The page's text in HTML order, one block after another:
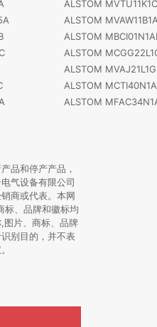
ALSTOM
ALSTOM
ALSTOM
ALSTOM
ALSTOM
ALSTOM
ALSTOM
品和停产产品，
气设备有限公司
商或代表。本网
标、品牌和徽标均
图片、商标、品牌
别目的，并不表